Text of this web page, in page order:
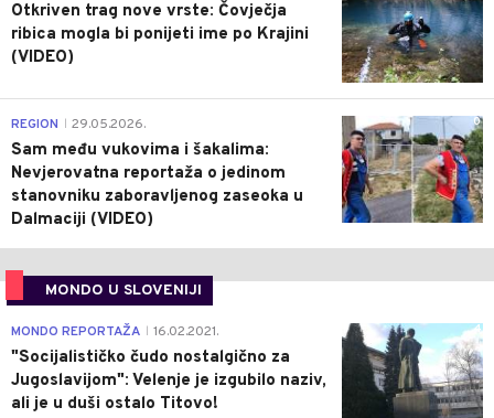
Otkriven trag nove vrste: Čovječja
ribica mogla bi ponijeti ime po Krajini
(VIDEO)
0
REGION 29.05.2026.
Sam među vukovima i šakalima:
Nevjerovatna reportaža o jedinom
stanovniku zaboravljenog zaseoka u
Dalmaciji (VIDEO)
MONDO U SLOVENIJI
4
MONDO REPORTAŽA 16.02.2021.
"Socijalističko čudo nostalgično za
Jugoslavijom": Velenje je izgubilo naziv,
ali je u duši ostalo Titovo!